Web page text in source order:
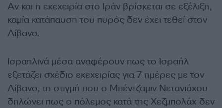
Αν και η εκεχειρία στο Ιράν βρίσκεται σε εξέλιξη,
καμία κατάπαυση του πυρός δεν έχει τεθεί στον
Λίβανο.
Ισραηλινά μέσα αναφέρουν πως το Ισραήλ
εξετάζει σχέδιο εκεχειρίας για 7 ημέρες με τον
Λίβανο, τη στιγμή που ο Μπέντζαμιν Νετανιάχου
δηλώνει πως ο πόλεμος κατά της Χεζμπολάχ δεν